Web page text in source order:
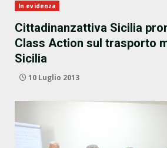
In evidenza
Cittadinanzattiva Sicilia
Class Action sul trasporto
Sicilia
10 Luglio 2013